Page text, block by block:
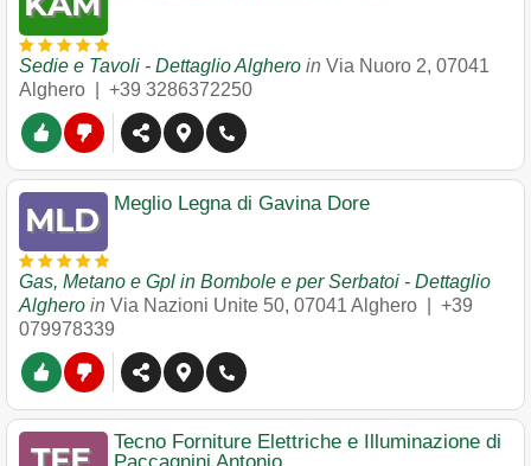
Sedie e Tavoli - Dettaglio Alghero in Via Nuoro 2, 07041
Alghero
+39 3286372250
Meglio Legna di Gavina Dore
Gas, Metano e Gpl in Bombole e per Serbatoi - Dettaglio
Alghero in Via Nazioni Unite 50, 07041 Alghero
+39
079978339
Tecno Forniture Elettriche e Illuminazione di